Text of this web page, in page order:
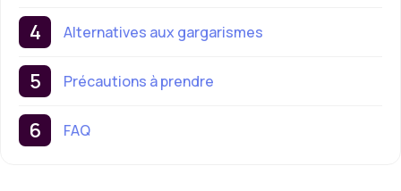
Alternatives aux gargarismes
Précautions à prendre
FAQ